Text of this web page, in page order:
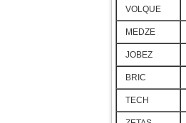
VOLQUE
MEDZE
JOBEZ
BRIC
TECH